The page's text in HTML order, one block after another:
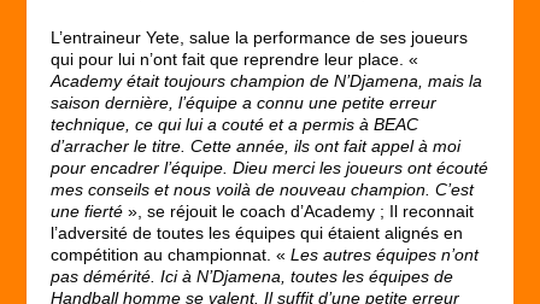
L’entraineur Yete, salue la performance de ses joueurs
qui pour lui n’ont fait que reprendre leur place. «
Academy était toujours champion de N’Djamena, mais la
saison dernière, l’équipe a connu une petite erreur
technique, ce qui lui a couté et a permis à BEAC
d’arracher le titre. Cette année, ils ont fait appel à moi
pour encadrer l’équipe. Dieu merci les joueurs ont écouté
mes conseils et nous voilà de nouveau champion. C’est
une fierté », se réjouit le coach d’Academy ; Il reconnait
l’adversité de toutes les équipes qui étaient alignés en
compétition au championnat. « Les autres équipes n’ont
pas démérité. Ici à N’Djamena, toutes les équipes de
Handball homme se valent. Il suffit d’une petite erreur